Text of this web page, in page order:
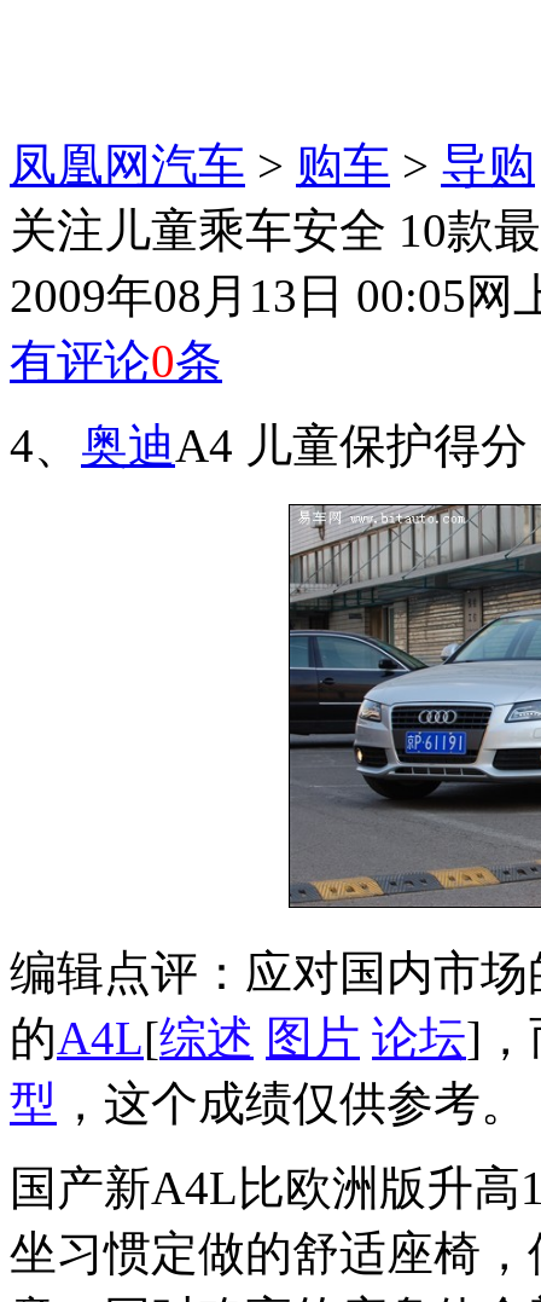
凤凰网汽车 > 购车 > 导购
关注儿童乘车安全 10款
2009年08月13日 00:05网
有评论0条
4、 奥迪A4 儿童保护得分
编辑点评：应对国内市
的A4L[综述 图片 论坛]，
型 ，这个成绩仅供参考。
国产新A4L比欧洲版升
坐习惯定做的舒适座椅